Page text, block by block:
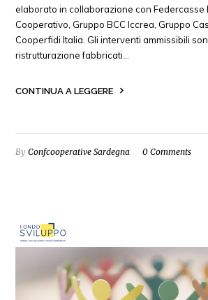
elaborato in collaborazione con Federcasse
Cooperativo, Gruppo BCC Iccrea, Gruppo
Cooperfidi Italia. Gli interventi ammissibili
ristrutturazione fabbricati…
CONTINUA A LEGGERE
ByConfcooperative Sardegna 0 Comments